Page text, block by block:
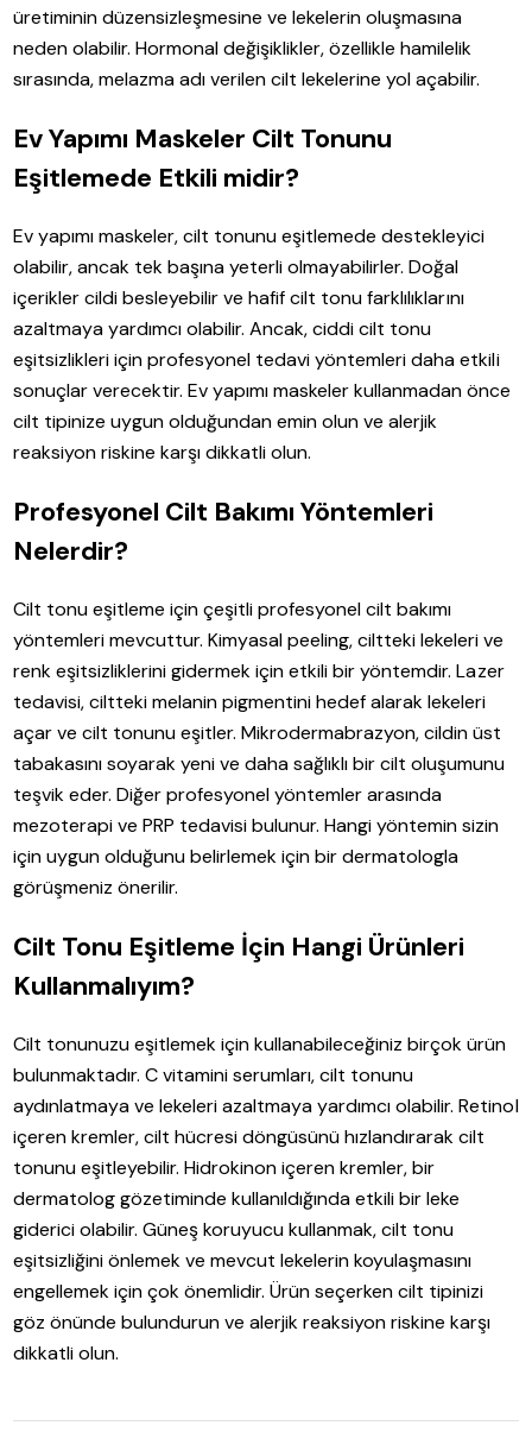
üretiminin düzensizleşmesine ve lekelerin oluşmasına
neden olabilir. Hormonal değişiklikler, özellikle hamilelik
sırasında, melazma adı verilen cilt lekelerine yol açabilir.
Ev Yapımı Maskeler Cilt Tonunu
Eşitlemede Etkili midir?
Ev yapımı maskeler, cilt tonunu eşitlemede destekleyici
olabilir, ancak tek başına yeterli olmayabilirler. Doğal
içerikler cildi besleyebilir ve hafif cilt tonu farklılıklarını
azaltmaya yardımcı olabilir. Ancak, ciddi cilt tonu
eşitsizlikleri için profesyonel tedavi yöntemleri daha etkili
sonuçlar verecektir. Ev yapımı maskeler kullanmadan önce
cilt tipinize uygun olduğundan emin olun ve alerjik
reaksiyon riskine karşı dikkatli olun.
Profesyonel Cilt Bakımı Yöntemleri
Nelerdir?
Cilt tonu eşitleme için çeşitli profesyonel cilt bakımı
yöntemleri mevcuttur. Kimyasal peeling, ciltteki lekeleri ve
renk eşitsizliklerini gidermek için etkili bir yöntemdir. Lazer
tedavisi, ciltteki melanin pigmentini hedef alarak lekeleri
açar ve cilt tonunu eşitler. Mikrodermabrazyon, cildin üst
tabakasını soyarak yeni ve daha sağlıklı bir cilt oluşumunu
teşvik eder. Diğer profesyonel yöntemler arasında
mezoterapi ve PRP tedavisi bulunur. Hangi yöntemin sizin
için uygun olduğunu belirlemek için bir dermatologla
görüşmeniz önerilir.
Cilt Tonu Eşitleme İçin Hangi Ürünleri
Kullanmalıyım?
Cilt tonunuzu eşitlemek için kullanabileceğiniz birçok ürün
bulunmaktadır. C vitamini serumları, cilt tonunu
aydınlatmaya ve lekeleri azaltmaya yardımcı olabilir. Retinol
içeren kremler, cilt hücresi döngüsünü hızlandırarak cilt
tonunu eşitleyebilir. Hidrokinon içeren kremler, bir
dermatolog gözetiminde kullanıldığında etkili bir leke
giderici olabilir. Güneş koruyucu kullanmak, cilt tonu
eşitsizliğini önlemek ve mevcut lekelerin koyulaşmasını
engellemek için çok önemlidir. Ürün seçerken cilt tipinizi
göz önünde bulundurun ve alerjik reaksiyon riskine karşı
dikkatli olun.